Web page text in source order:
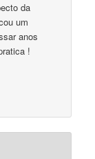
da
um
anos
!